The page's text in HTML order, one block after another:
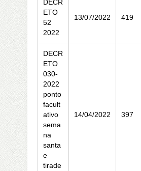
DECR
ETO
52
2022
13/07/2022 419
DECR
ETO
030-
2022
ponto
facult
ativo
sema
na
santa
e
tirade
14/04/2022 397